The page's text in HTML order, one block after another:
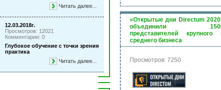
Читать далее...
12.03.2018г.
Просмотров: 12021
Комментарии: 0
Глубокое обучение с точки зрения
практика
Читать далее...
«Открытые дни Directum
объединили
представителей крупного
среднего бизнеса
Просмотров: 7250